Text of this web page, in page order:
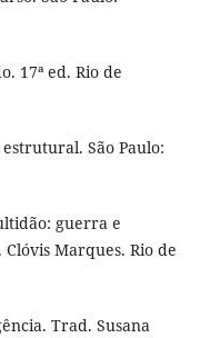
17ª ed. Rio de
São Paulo:
guerra e
Marques. Rio de
Trad. Susana